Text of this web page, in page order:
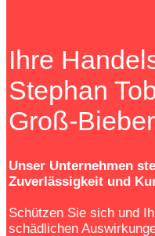
Ihre
Stephan
Groß-
Unser Unternehmen
Zuverlässigkeit und
Schützen Sie sich und
schädlichen